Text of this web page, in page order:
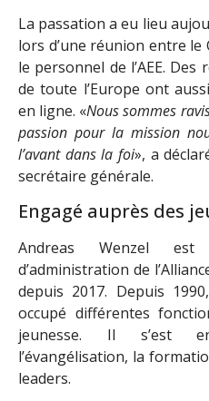
La passation a eu lieu
lors d’une réunion entre le
le personnel de l’AEE.
de toute l’Europe ont
en ligne. «Nous sommes
passion pour la mission
l’avant dans la foi», a
secrétaire générale.
Engagé auprès des
Andreas Wenzel
d’administration de
depuis 2017. Depuis
occupé différentes
jeunesse. Il s’est
l’évangélisation, la
leaders.